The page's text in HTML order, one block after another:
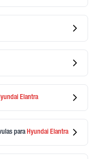
Elantra
para Hyundai Elantra